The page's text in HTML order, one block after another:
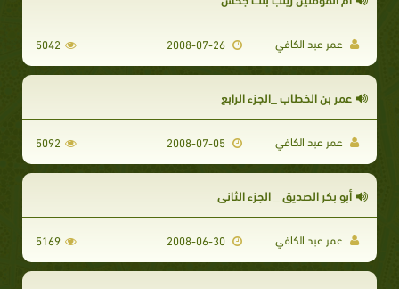
عمر عبد الكافي 5042
عمر بن الخطاب _الجزء الرابع
عمر عبد الكافي 5092
أبو بكر الصديق _ الجزء الثاني
عمر عبد الكافي 5169